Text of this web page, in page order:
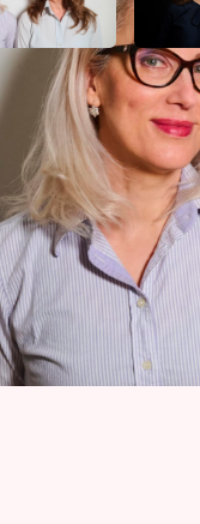
Jitka a Kateřina
krimi série
Podělily se o
užili během
že se herci